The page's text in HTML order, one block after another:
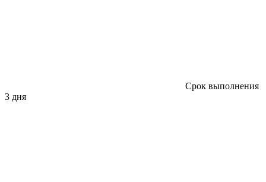
Срок выполнения
3 дня